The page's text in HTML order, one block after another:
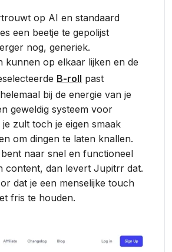
op AI en standaard
een beetje te gepolijst
nog, generiek.
kunnen op elkaar lijken en de
B-roll past
bij de energie van je
geweldig systeem voor
zult toch je eigen smaak
om dingen te laten knallen.
naar snel en functioneel
content, dan levert Jupitrr dat.
dat je een menselijke touch
fris te houden.